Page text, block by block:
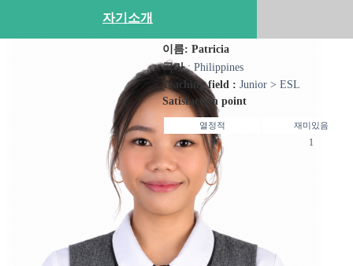
자기소개
이름: Patricia
국가: Philippines
Teaching field : Junior > ESL
Satisfaction point
열정적 재미있음
0 1